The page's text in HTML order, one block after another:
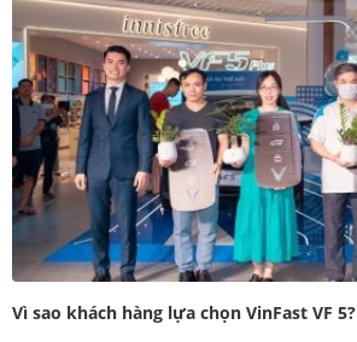
Vì sao khách hàng lựa chọn VinFast VF 5?